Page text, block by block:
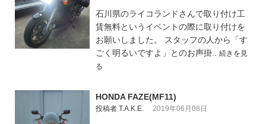
石川県のライコランドさんで取り付け工
賃無料というイベントの際に取り付けを
お願いしました。 スタッフの人から「す
ごく明るいですよ」とのお声掛.. 続きを見
る
HONDA FAZE(MF11)
投稿者 T.A.K.E. 2019年06月08日